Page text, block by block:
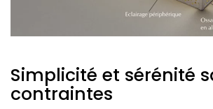
Simplicité et sérénité
contraintes